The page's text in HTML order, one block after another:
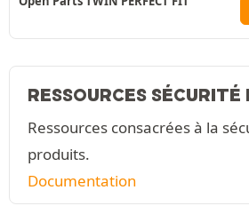
RESSOURCES
Ressources consacrées à la
produits.
Documentation